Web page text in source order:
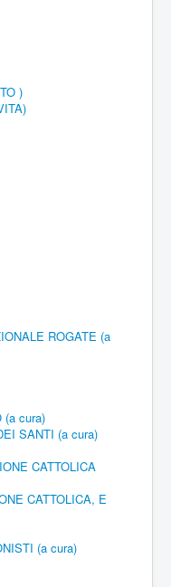
)
ROGATE (a
(a cura)
SANTI (a cura)
CATTOLICA
CATTOLICA, E
(a cura)